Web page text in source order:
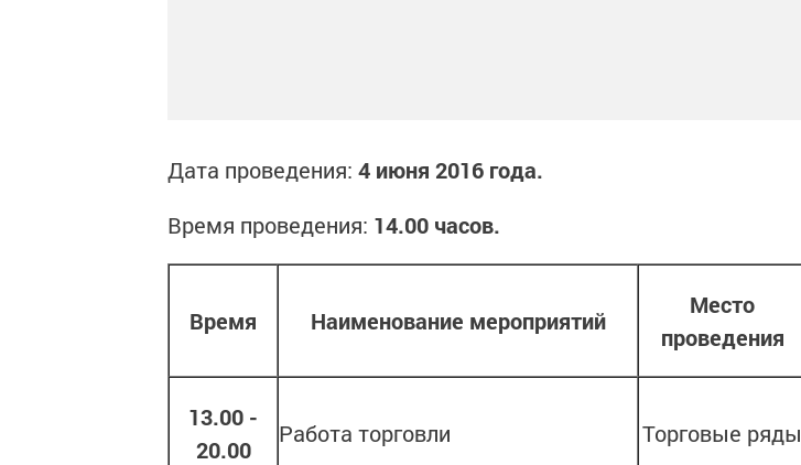
Дата проведения: 4 июня 2016 года.
Время проведения: 14.00 часов.
Время Наименование мероприятий
Место
проведения
13.00 -
20.00
Работа торговли Торговые ряды